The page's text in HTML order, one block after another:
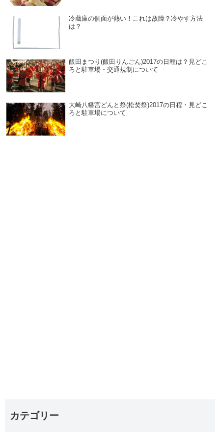
冷蔵庫の側面が熱い！これは故障？冷やす方法
は？
飯田まつり(飯田りんごん)2017の日程は？見どこ
ろと駐車場・交通規制について
大崎八幡宮どんと祭(松焚祭)2017の日程・見どこ
ろと駐車場について
カテゴリー